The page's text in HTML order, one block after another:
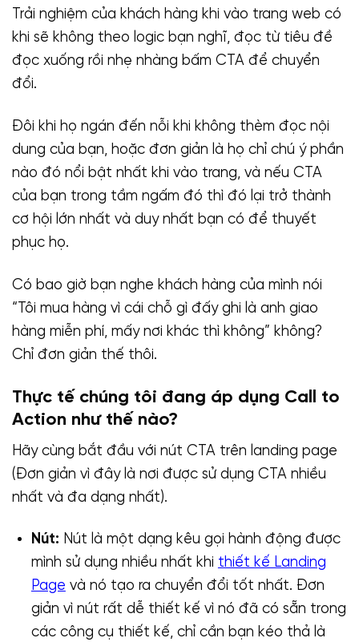
Trải nghiệm của khách hàng khi vào trang web có
khi sẽ không theo logic bạn nghĩ, đọc từ tiêu đề
đọc xuống rồi nhẹ nhàng bấm CTA để chuyển
đổi.
Đôi khi họ ngán đến nỗi khi không thèm đọc nội
dung của bạn, hoặc đơn giản là họ chỉ chú ý phần
nào đó nổi bật nhất khi vào trang, và nếu CTA
của bạn trong tầm ngấm đó thì đó lại trở thành
cơ hội lớn nhất và duy nhất bạn có để thuyết
phục họ.
Có bao giờ bạn nghe khách hàng của mình nói
“Tôi mua hàng vì cái chỗ gì đấy ghi là anh giao
hàng miễn phí, mấy nơi khác thì không” không?
Chỉ đơn giản thế thôi.
Thực tế chúng tôi đang áp dụng Call to
Action như thế nào?
Hãy cùng bắt đầu với nút CTA trên landing page
(Đơn giản vì đây là nơi được sử dụng CTA nhiều
nhất và đa dạng nhất).
Nút: Nút là một dạng kêu gọi hành động được
mình sử dụng nhiều nhất khi thiết kế Landing
Page và nó tạo ra chuyển đổi tốt nhất. Đơn
giản vì nút rất dễ thiết kế vì nó đã có sẵn trong
các công cụ thiết kế, chỉ cần bạn kéo thả là